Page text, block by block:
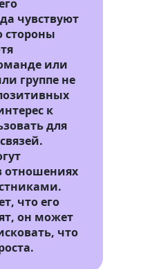
чувствуют
стороны
или
группе не
к
для
отношениях
что его
он может
что